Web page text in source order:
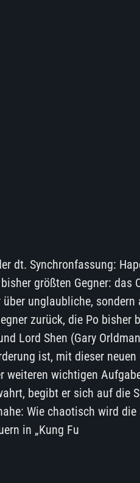
dt. Synchronfassung:
größten Gegner: das
unglaubliche,
zurück, die Po
Lord Shen (Gary
ist, mit dieser
weiteren wichtigen
begibt er sich auf die
Wie chaotisch wird
in „Kung Fu